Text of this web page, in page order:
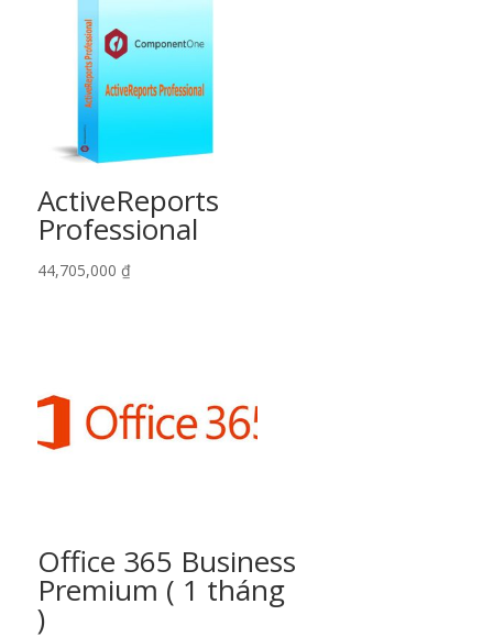
ActiveReports
Professional
44,705,000 ₫
Office 365 Business
Premium ( 1 tháng
)